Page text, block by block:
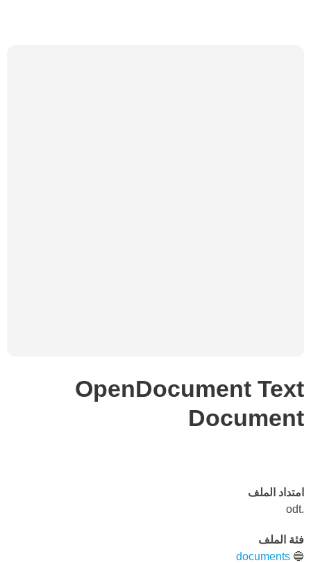
OpenDocument Text
Document
امتداد الملف
.odt
فئة الملف
🔵
documents